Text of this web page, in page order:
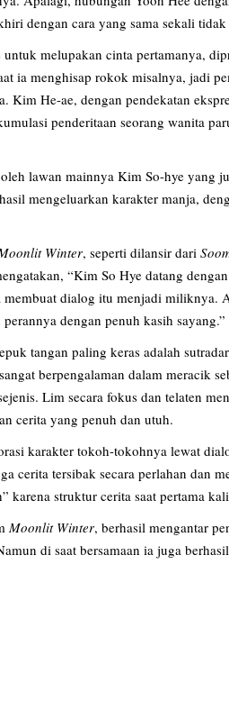
dengan cara yang sama sekali
melupakan cinta pertamanya,
ia menghisap rokok misalnya, jadi
Kim He-ae, dengan pendekatan
penderitaan seorang wanita
lawan mainnya Kim So-hye yang
mengeluarkan karakter manja,
Winter, seperti dilansir dari
“Kim So Hye datang
dialog itu menjadi miliknya.
dengan penuh kasih sayang.”
tangan paling keras adalah
berpengalaman dalam meracik
Lim secara fokus dan telaten
cerita yang penuh dan utuh.
karakter tokoh-tokohnya lewat
cerita tersibak secara perlahan dan
karena struktur cerita saat pertama
Moonlit Winter, berhasil mengantar
di saat bersamaan ia juga